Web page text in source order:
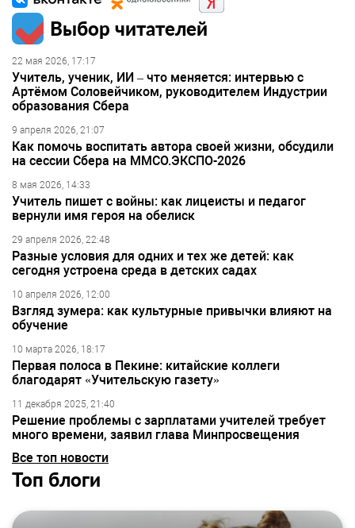
Выбор читателей
22 мая 2026, 17:17
Учитель, ученик, ИИ – что меняется: интервью с
Артёмом Соловейчиком, руководителем Индустрии
образования Сбера
9 апреля 2026, 21:07
Как помочь воспитать автора своей жизни, обсудили
на сессии Сбера на ММСО.ЭКСПО-2026
8 мая 2026, 14:33
Учитель пишет с войны: как лицеисты и педагог
вернули имя героя на обелиск
29 апреля 2026, 22:48
Разные условия для одних и тех же детей: как
сегодня устроена среда в детских садах
10 апреля 2026, 12:00
Взгляд зумера: как культурные привычки влияют на
обучение
10 марта 2026, 18:17
Первая полоса в Пекине: китайские коллеги
благодарят «Учительскую газету»
11 декабря 2025, 21:40
Решение проблемы с зарплатами учителей требует
много времени, заявил глава Минпросвещения
Все топ новости
Топ блоги